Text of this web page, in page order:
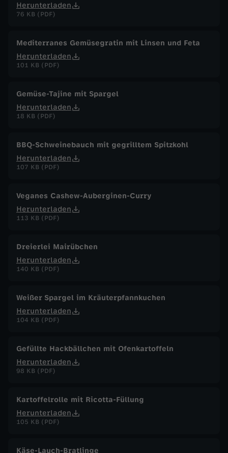
Herunterladen
76 KB (PDF)
Mediterranes Gemüsegratin mit Linsen und Feta
Herunterladen
101 KB (PDF)
Gemüse-Tajine mit Spargel
Herunterladen
18 KB (PDF)
BBQ-Schweinebauch mit gegrilltem Spitzkohl
Herunterladen
107 KB (PDF)
Veganes Cashew-Auberginen-Curry
Herunterladen
113 KB (PDF)
Dreierlei Mairübchen
Herunterladen
140 KB (PDF)
Weißer Spargel im Kräuterpfannkuchen
Herunterladen
104 KB (PDF)
Gefüllte Hackbällchen mit Ofenkartoffeln
Herunterladen
98 KB (PDF)
Kartoffelrolle mit Ricotta-Füllung
Herunterladen
105 KB (PDF)
Käse-Lauch-Bratlinge